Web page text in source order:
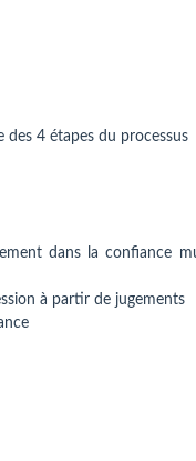
4 étapes du processus
dans la confiance
à partir de jugements